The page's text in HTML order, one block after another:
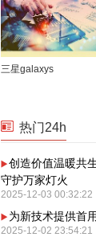
三星galaxys
热门24h
创造价值温暖共
守护万家灯火
2025-12-03 00:32:22
为新技术提供首
2025-12-02 23:54:21